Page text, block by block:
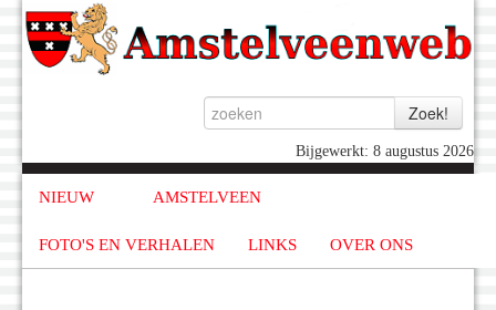
Bijgewerkt: 8 augustus 2026
NIEUW AMSTELVEEN
FOTO'S EN VERHALEN LINKS OVER ONS